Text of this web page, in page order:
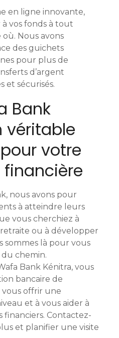
en ligne innovante,
vos fonds à tout
Nous avons
des guichets
pour plus de
d’argent
et sécurisés.
Bank
véritable
votre
nous avons pour
à atteindre leurs
vous cherchiez à
ou à développer
sommes là pour vous
chemin.
Bank Kénitra, vous
bancaire de
vous offrir une
et à vous aider à
financiers. Contactez-
et planifier une visite